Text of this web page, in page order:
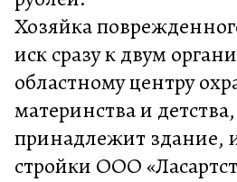
Хозяйка
иск сразу к двум
областному центру
материнства и
принадлежит здание,
стройки ООО